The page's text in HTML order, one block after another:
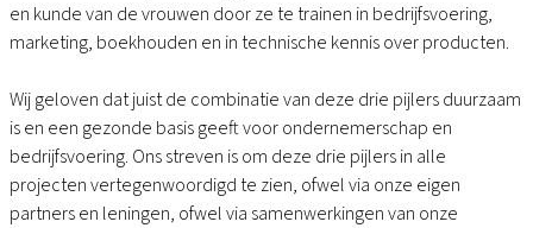
en kunde van de vrouwen door ze te trainen in bedrijfsvoering,
marketing, boekhouden en in technische kennis over producten.
Wij geloven dat juist de combinatie van deze drie pijlers duurzaam
is en een gezonde basis geeft voor ondernemerschap en
bedrijfsvoering. Ons streven is om deze drie pijlers in alle
projecten vertegenwoordigd te zien, ofwel via onze eigen
partners en leningen, ofwel via samenwerkingen van onze